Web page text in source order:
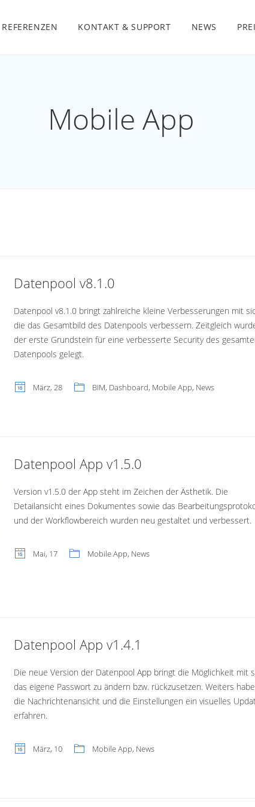
REFERENZEN KONTAKT & SUPPORT NEWS
Mobile App
Datenpool v8.1.0
Datenpool v8.1.0 bringt zahlreiche kleine Verbesserungen mit
die das Gesamtbild des Datenpools verbessern. Zeitgleich
der erste Grundstein für eine verbesserte Security des
Datenpools gelegt.
März, 28 BIM, Dashboard, Mobile App, News
Datenpool App v1.5.0
Version v1.5.0 der App steht im Zeichen der Ästhetik. Die
Detailansicht eines Dokumentes sowie das
und der Workflowbereich wurden neu gestaltet und verbessert.
Mai, 17 Mobile App, News
Datenpool App v1.4.1
Die neue Version der Datenpool App bringt die Möglichkeit mit
das eigene Passwort zu ändern bzw. rückzusetzen. Weiters
die Nachrichtenansicht und die Einstellungen ein visuelles
erfahren.
März, 10 Mobile App, News